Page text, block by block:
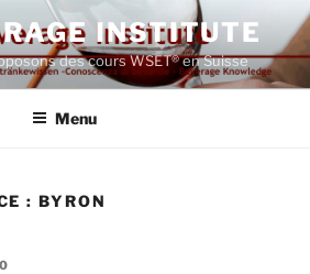
INSTITUTE
des cours WSET® en Suisse
Menu
:BYRON